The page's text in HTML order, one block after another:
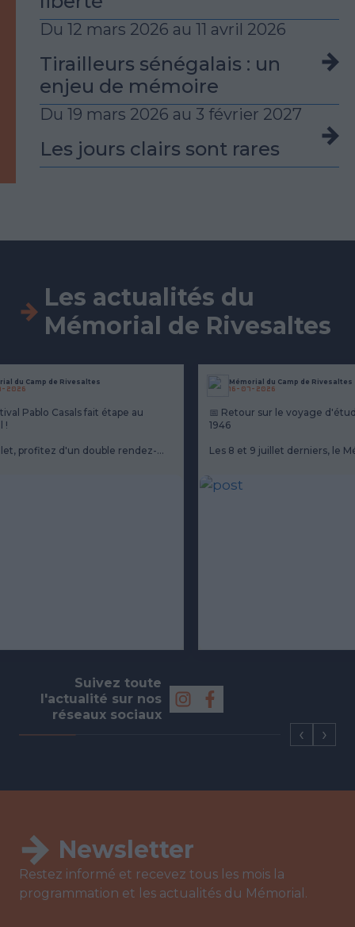
Du 12 mars 2026 au 11 avril 2026
Tirailleurs sénégalais : un
enjeu de mémoire
Du 19 mars 2026 au 3 février 2027
Les jours clairs sont rares
Les actualités du
Mémorial de Rivesaltes
du Camp de Rivesaltes
2026
Pablo Casals fait étape au
!
profitez d'un double rendez-
Mémorial du Camp de Rivesaltes
16-07-2026
📅 Retour sur le voyage
1946
Les 8 et 9 juillet derniers, le
enseignants venus de
académies de Montpelli...
Suivez toute
l'actualité sur nos
réseaux sociaux
Newsletter
Restez informé et recevez tous les mois la
programmation et les actualités du Mémorial.